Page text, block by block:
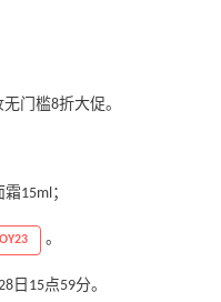
门槛8折大促。
15ml；
。
日15点59分。